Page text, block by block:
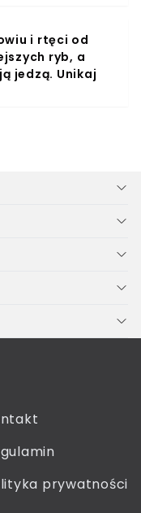
i rtęci od
ryb, a
jedzą. Unikaj
prywatności